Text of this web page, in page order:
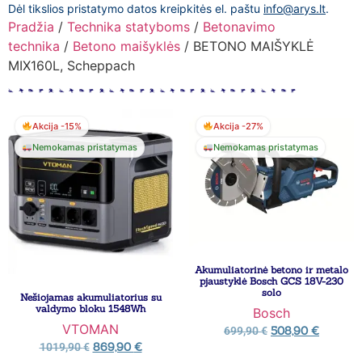
Dėl tikslios pristatymo datos kreipkitės el. paštu info@arys.lt.
Pradžia / Technika statyboms / Betonavimo
technika / Betono maišyklės / BETONO MAIŠYKLĖ
MIX160L, Scheppach
Akcija -15%
Nemokamas pristatymas
Nešiojamas akumuliatorius su
valdymo bloku 1548Wh
VTOMAN
1019,90€ 869,90€
Akcija -27%
Nemokamas pristatymas
Akumuliatorinė betono ir metalo
pjaustyklė Bosch GCS 18V-230
solo
Bosch
699,90€ 508,90€